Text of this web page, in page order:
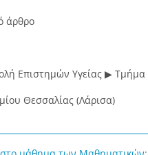
άρθρο
Επιστημών Υγείας ▶ Τμήμα
Θεσσαλίας (Λάρισα)